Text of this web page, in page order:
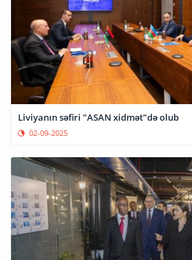
Liviyanın səfiri "ASAN xidmət"də olub
02-09-2025